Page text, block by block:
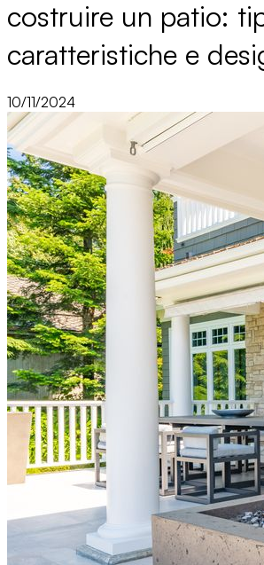
costruire un patio:
caratteristiche e
10/11/2024